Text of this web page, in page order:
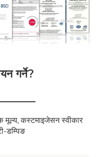
गर्ने?
मूल्य, कस्टमाइजेसन स्वीकार
डम्पिङ